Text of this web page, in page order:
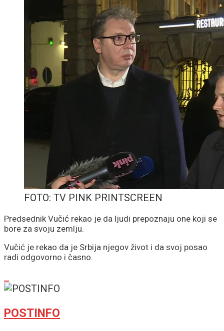
FOTO: TV PINK PRINTSCREEN
Predsednik Vučić rekao je da ljudi prepoznaju one koji se
bore za svoju zemlju.
Vučić je rekao da je Srbija njegov život i da svoj posao
radi odgovorno i časno.
POSTINFO